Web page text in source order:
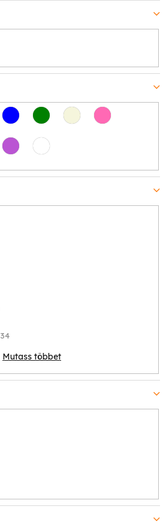
34
Mutass többet